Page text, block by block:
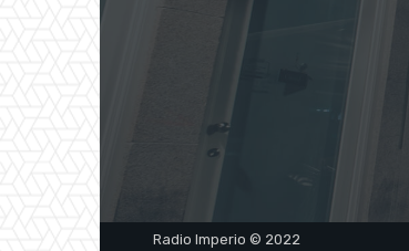
Radio Imperio © 2022